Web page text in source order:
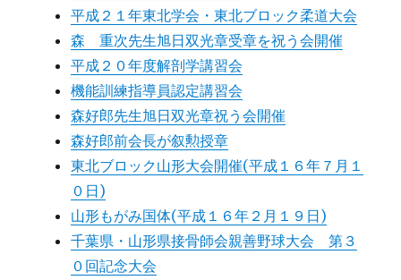
平成２１年東北学会・東北ブロック柔道大会
森 重次先生旭日双光章受章を祝う会開催
平成２０年度解剖学講習会
機能訓練指導員認定講習会
森好郎先生旭日双光章祝う会開催
森好郎前会長が叙勲授章
東北ブロック山形大会開催(平成１６年７月１
０日)
山形もがみ国体(平成１６年２月１９日)
千葉県・山形県接骨師会親善野球大会 第３
０回記念大会